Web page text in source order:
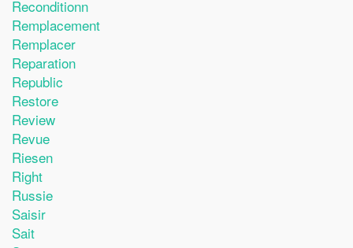
Reconditionn
Remplacement
Remplacer
Reparation
Republic
Restore
Review
Revue
Riesen
Right
Russie
Saisir
Sait